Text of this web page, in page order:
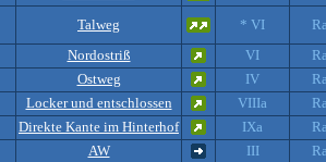
Talweg * VI
Nordostriß VI
Ostweg IV
Locker und entschlossen VIIIa
Direkte Kante im Hinterhof IXa
AW III